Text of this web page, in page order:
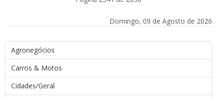
Domingo, 09 de Agosto de 2026
Agronegócios
Carros & Motos
Cidades/Geral